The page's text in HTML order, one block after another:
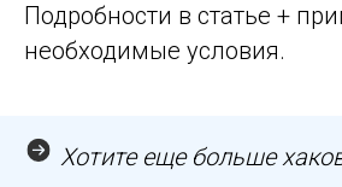
Подробности в статье +
необходимые условия.
Хотите еще больше